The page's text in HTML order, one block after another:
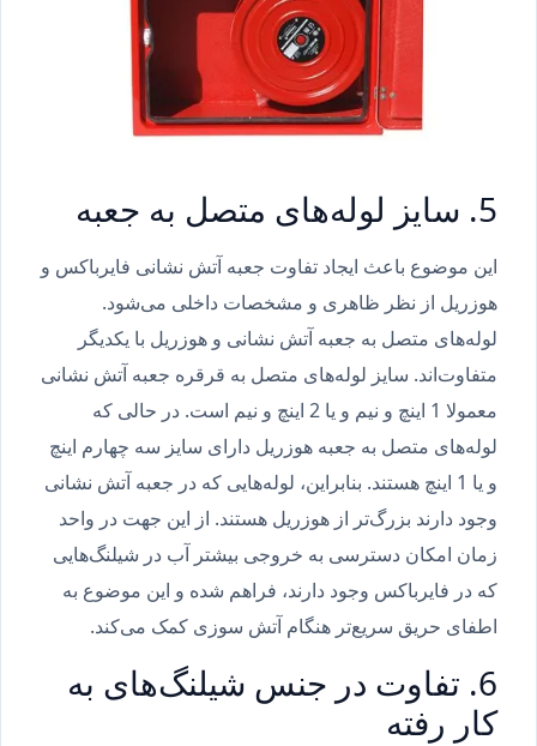
5. سایز لوله‌های متصل به جعبه
این موضوع باعث ایجاد تفاوت جعبه آتش نشانی فایرباکس و
هوزریل از نظر ظاهری و مشخصات داخلی می‌شود.
لوله‌های متصل به جعبه آتش نشانی و هوزریل با یکدیگر
متفاوت‌اند. سایز لوله‌های متصل به قرقره جعبه آتش نشانی
معمولا 1 اینچ و نیم و یا 2 اینچ و نیم است. در حالی که
لوله‌های متصل به جعبه هوزریل دارای سایز سه چهارم اینچ
و یا 1 اینچ هستند. بنابراین، لوله‌هایی که در جعبه آتش نشانی
وجود دارند بزرگ‌تر از هوزریل هستند. از این جهت در واحد
زمان امکان دسترسی به خروجی بیشتر آب در شیلنگ‌‌هایی
که در فایرباکس وجود دارند، فراهم شده و این موضوع به
اطفای حریق سریع‌تر هنگام آتش سوزی کمک می‌کند.
6. تفاوت در جنس شیلنگ‌‌های به
کار رفته